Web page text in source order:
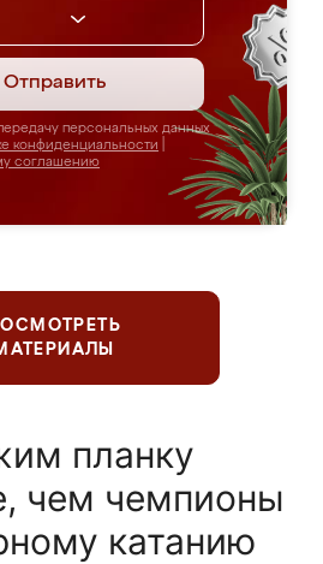
Отправить
персональных данных
конфиденциальности
соглашению
планку
чем чемпионы
катанию